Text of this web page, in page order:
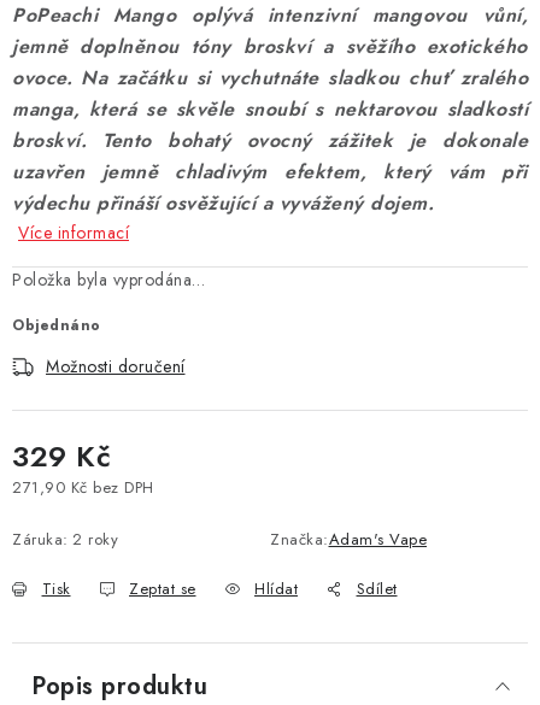
NIKOTINOVÝ FILM
PŘÍSLUŠENSTVÍ
ZNAČKY
Vše o nákupu
Kontakty
Prodejny Volná místa
PoPeachi Mango oplývá intenzivní mangovou vůní,
jemně doplněnou tóny broskví a svěžího exotického
ovoce. Na začátku si vychutnáte sladkou chuť zralého
manga, která se skvěle snoubí s nektarovou sladkostí
broskví. Tento bohatý ovocný zážitek je dokonale
uzavřen jemně chladivým efektem, který vám při
výdechu přináší osvěžující a vyvážený dojem.
Více informací
Položka byla vyprodána…
Objednáno
Možnosti doručení
329 Kč
271,90 Kč bez DPH
Záruka: 2 roky Značka:Adam's Vape
Tisk Zeptat se Hlídat Sdílet
Popis produktu